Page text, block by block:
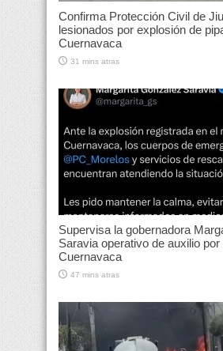
Confirma Protección Civil de
lesionados por explosión de
Cuernavaca
31 mins atras
Supervisa la gobernadora
Saravia operativo de auxilio
Cuernavaca
47 mins atras